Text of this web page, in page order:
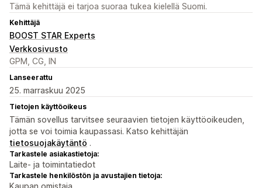
Tämä kehittäjä ei tarjoa suoraa tukea kielellä Suomi.
Kehittäjä
BOOST STAR Experts
Verkkosivusto
GPM, CG, IN
Lanseerattu
25. marraskuu 2025
Tietojen käyttöoikeus
Tämän sovellus tarvitsee seuraavien tietojen käyttöoikeuden,
jotta se voi toimia kaupassasi. Katso kehittäjän
tietosuojakäytäntö .
Tarkastele asiakastietoja:
Laite- ja toimintatiedot
Tarkastele henkilöstön ja avustajien tietoja: